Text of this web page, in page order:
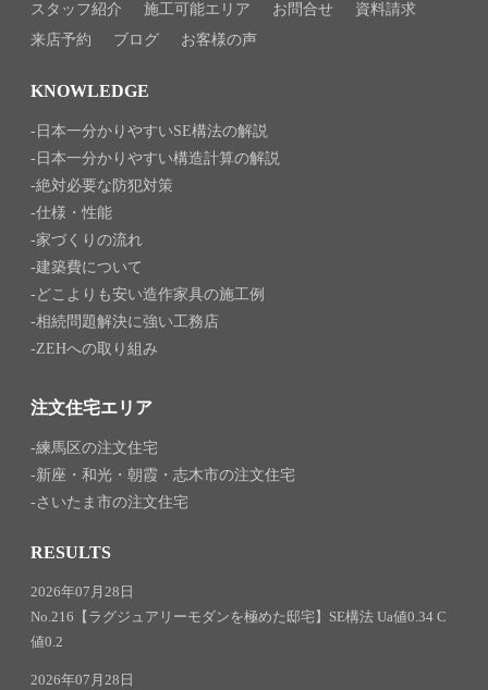
スタッフ紹介
施工可能エリア お問合せ
資料請求
来店予約
ブログ お客様の声
KNOWLEDGE
日本一分かりやすいSE構法の解説
日本一分かりやすい構造計算の解説
絶対必要な防犯対策
仕様・性能
家づくりの流れ
建築費について
どこよりも安い造作家具の施工例
相続問題解決に強い工務店
ZEHへの取り組み
注文住宅エリア
練馬区の注文住宅
新座・和光・朝霞・志木市の注文住宅
さいたま市の注文住宅
RESULTS
2026年07月28日
No.216【ラグジュアリーモダンを極めた邸宅】SE構法 Ua値0.34 C
値0.2
2026年07月28日